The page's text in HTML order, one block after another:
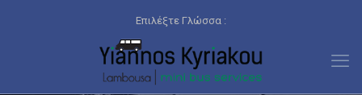
Επιλέξτε Γλώσσα :